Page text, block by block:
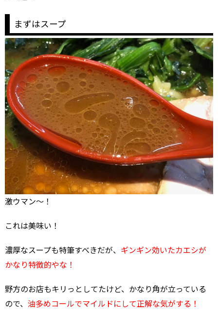
まずはスープ
激ウマン～！
これは美味い！
濃厚なスープも特筆すべきだが、 ギンギン効いたカエシが
かなり特徴的やな！
野方のお店もキリっとしてたけど、かなり角が立っている
ので、 油多めコールでマイルドにして正解な気がする！